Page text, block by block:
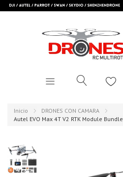
Inicio
DRONES CON CAMARA
Autel EVO Max 4T V2 RTK Module Bundle